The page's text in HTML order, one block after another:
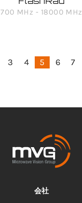
700 MHz - 18000 MHz
3 4 5 6 7
会社